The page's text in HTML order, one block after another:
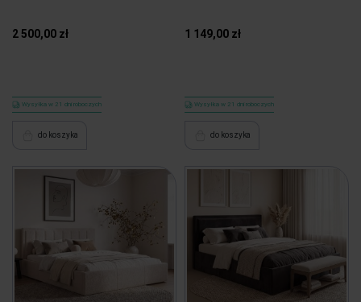
2 500,00 zł
Wysyłka w 21 dni roboczych
do koszyka
1 149,00 zł
Wysyłka w 21 dni roboczych
do koszyka